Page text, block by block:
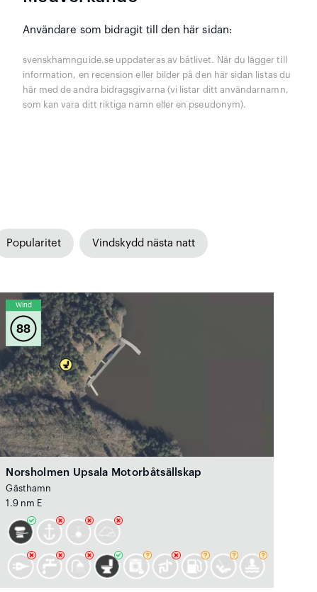
Användare som bidragit till den här sidan:
svenskhamnguide.se uppdateras av båtlivet. När du lägger till
information, en recension eller bilder på den här sidan listas du
här med de andra bidragsgivarna (vi listar ditt användarnamn,
som kan vara ditt riktiga namn eller en pseudonym).
Popularitet Vindskydd nästa natt
Wind
88
Norsholmen Upsala Motorbåtsällskap
Gästhamn
1.9 nm E